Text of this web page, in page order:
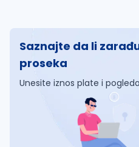
Saznajte da li
proseka
Unesite iznos plate i